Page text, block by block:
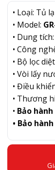
• Loại: Tủ
• Model:
• Dung
• Công
• Bộ lọc
• Vòi lấy
• Điều
• Thương
• Bảo
• Bảo